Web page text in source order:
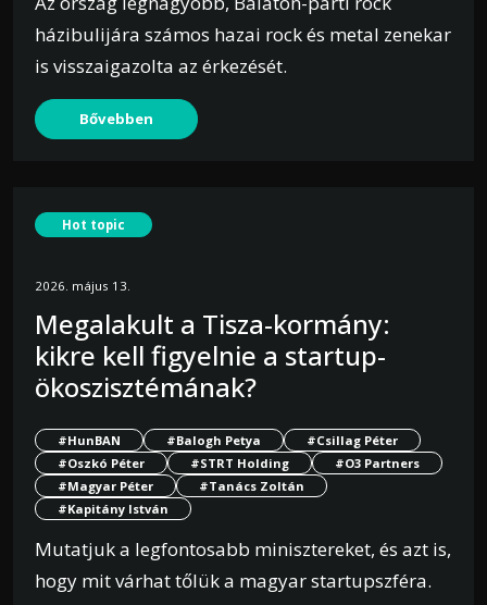
házibulijára számos hazai rock és metal zenekar
is visszaigazolta az érkezését.
Bővebben
Hot topic
2026. május 13.
Megalakult a Tisza-kormány:
kikre kell figyelnie a startup-
ökoszisztémának?
#HunBAN #Balogh Petya
#Csillag Péter
#Oszkó Péter
#STRT Holding
#O3 Partners
#Magyar Péter
#Tanács Zoltán
#Kapitány István
Mutatjuk a legfontosabb minisztereket, és azt is,
hogy mit várhat tőlük a magyar startupszféra.